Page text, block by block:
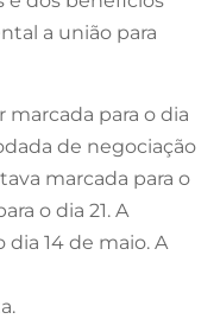
a união para
marcada para o dia
de negociação
marcada para o
o dia 21. A
dia 14 de maio. A